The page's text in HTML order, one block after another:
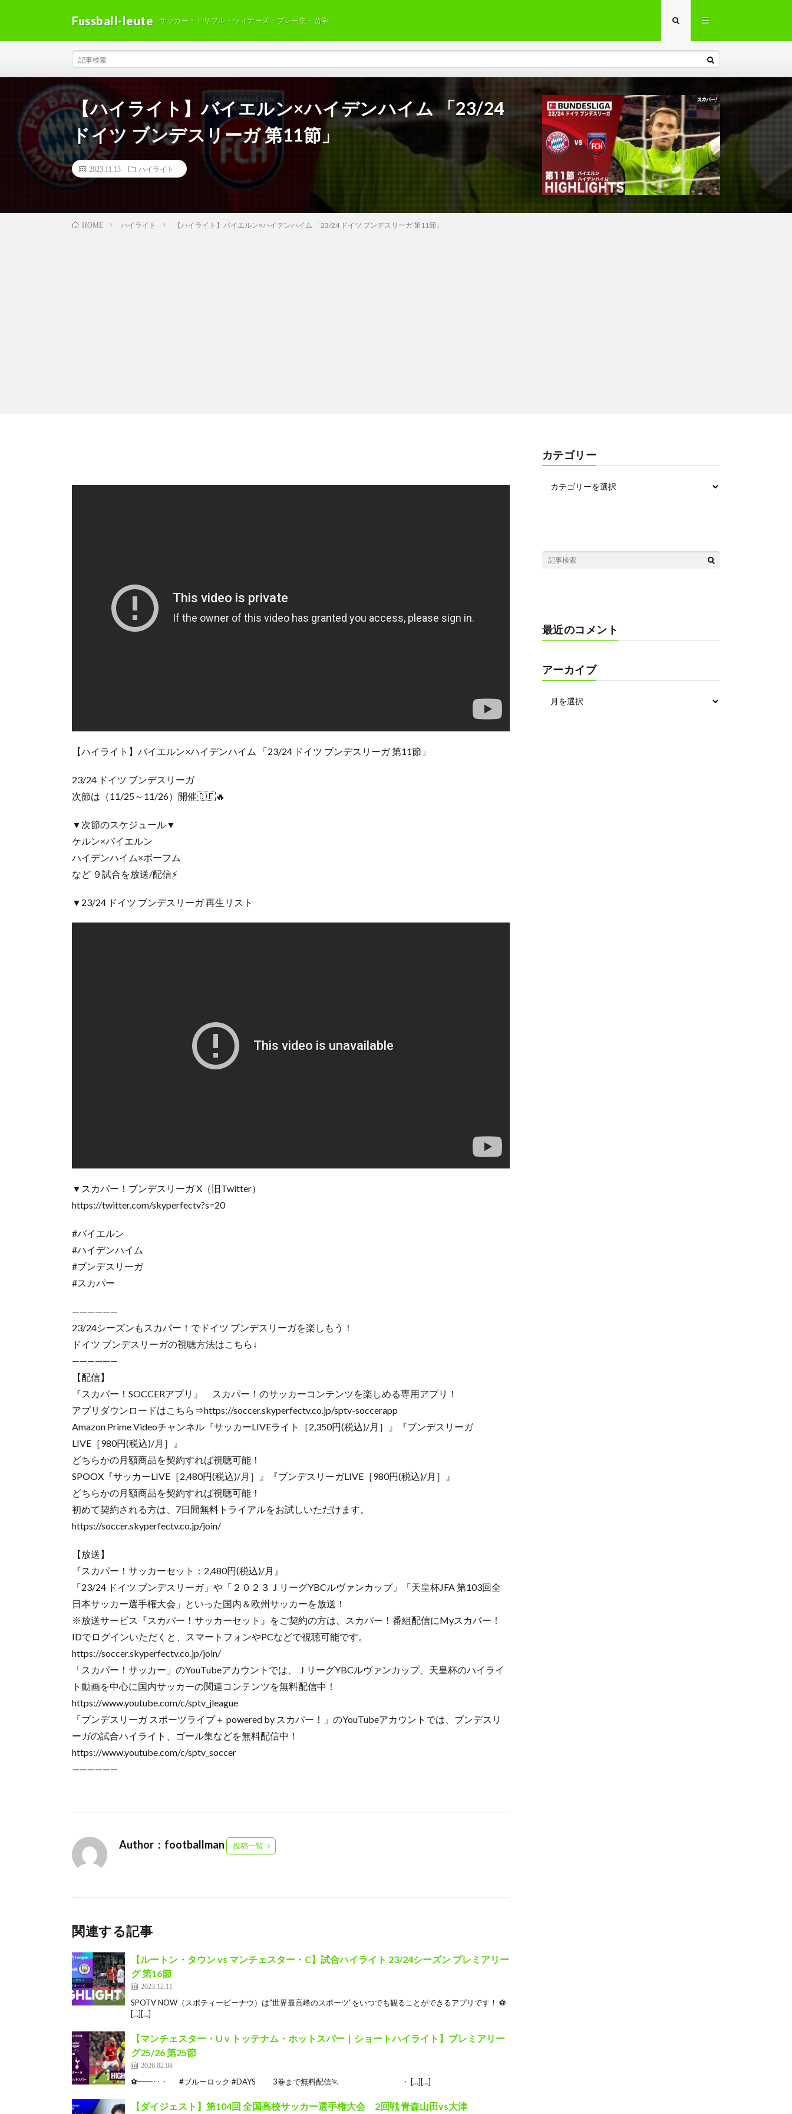
Fussball-leute サッカー・ドリブル・ウィナーズ・プレー集・留学
【ハイライト】バイエルン×ハイデンハイム 「23/24
ドイツ ブンデスリーガ 第11節」
2023.11.13 ハイライト
HOME ハイライト 【ハイライト】バイエルン×ハイデンハイム 「23/24 ドイツ ブンデスリーガ 第11節」
【ハイライト】バイエルン×ハイデンハイム 「23/24 ドイツ ブンデスリーガ 第11節」
23/24 ドイツ ブンデスリーガ
次節は（11/25～11/26）開催🇩🇪🔥
▼次節のスケジュール▼
ケルン×バイエルン
ハイデンハイム×ボーフム
など ９試合を放送/配信⚡
▼23/24 ドイツ ブンデスリーガ 再生リスト
▼スカパー！ブンデスリーガ X（旧Twitter）
https://twitter.com/skyperfectv?s=20
#バイエルン
#ハイデンハイム
#ブンデスリーガ
#スカパー
——————
23/24シーズンもスカパー！でドイツ ブンデスリーガを楽しもう！
ドイツ ブンデスリーガの視聴方法はこちら↓
——————
【配信】
『スカパー！SOCCERアプリ』 スカパー！のサッカーコンテンツを楽しめる専用アプリ！
アプリダウンロードはこちら⇒https://soccer.skyperfectv.co.jp/sptv-soccerapp
Amazon Prime Videoチャンネル『サッカーLIVEライト［2,350円(税込)/月］』『ブンデスリーガ
LIVE［980円(税込)/月］』
どちらかの月額商品を契約すれば視聴可能！
SPOOX『サッカーLIVE［2,480円(税込)/月］』『ブンデスリーガLIVE［980円(税込)/月］』
どちらかの月額商品を契約すれば視聴可能！
初めて契約される方は、7日間無料トライアルをお試しいただけます。
https://soccer.skyperfectv.co.jp/join/
【放送】
『スカパー！サッカーセット：2,480円(税込)/月』
「23/24 ドイツ ブンデスリーガ」や「２０２３ＪリーグYBCルヴァンカップ」「天皇杯JFA 第103回全
日本サッカー選手権大会」といった国内＆欧州サッカーを放送！
※放送サービス『スカパー！サッカーセット』をご契約の方は、スカパー！番組配信にMyスカパー！
IDでログインいただくと、スマートフォンやPCなどで視聴可能です。
https://soccer.skyperfectv.co.jp/join/
「スカパー！サッカー」のYouTubeアカウントでは、ＪリーグYBCルヴァンカップ、天皇杯のハイライ
ト動画を中心に国内サッカーの関連コンテンツを無料配信中！
https://www.youtube.com/c/sptv_jleague
「ブンデスリーガ スポーツライブ＋ powered by スカパー！」のYouTubeアカウントでは、ブンデスリ
ーガの試合ハイライト、ゴール集などを無料配信中！
https://www.youtube.com/c/sptv_soccer
——————
Author：footballman 投稿一覧
関連する記事
【ルートン・タウン vs マンチェスター・C】試合ハイライト 23/24シーズン プレミアリー
グ 第16節
2023.12.11
SPOTV NOW（スポティービーナウ）は”世界最高峰のスポーツ”をいつでも観ることができるアプリです！ ⚽
[…][…]
【マンチェスター・U v トッテナム・ホットスパー｜ショートハイライト】プレミアリー
グ25/26 第25節
2026.02.08
⚽━━‥・ #ブルーロック #DAYS 3巻まで無料配信🏃 ⠀⠀⠀⠀⠀⠀⠀⠀⠀・ […][…]
【ダイジェスト】第104回 全国高校サッカー選手権大会 2回戦 青森山田vs大津
カテゴリー
最近のコメント
アーカイブ